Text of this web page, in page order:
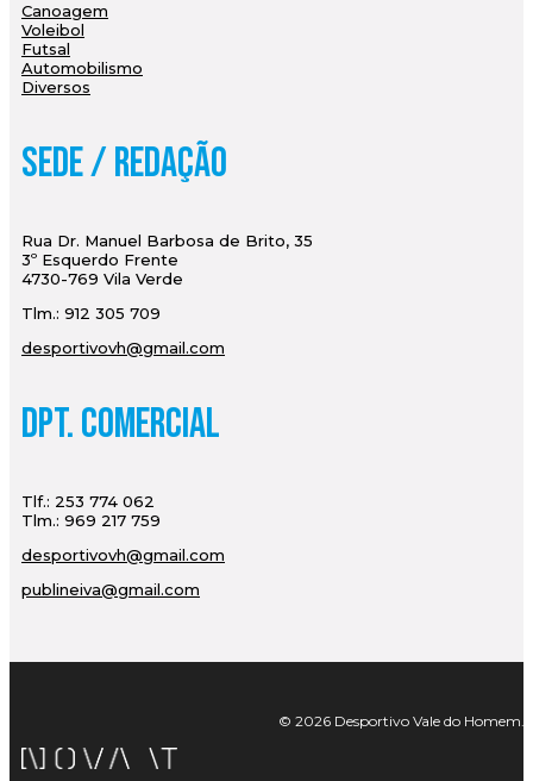
Canoagem
Voleibol
Futsal
Automobilismo
Diversos
Sede / Redação
Rua Dr. Manuel Barbosa de Brito, 35
3º Esquerdo Frente
4730-769 Vila Verde
Tlm.: 912 305 709
desportivovh@gmail.com
Dpt. Comercial
Tlf.: 253 774 062
Tlm.: 969 217 759
desportivovh@gmail.com
publineiva@gmail.com
© 2026 Desportivo Vale do Homem.